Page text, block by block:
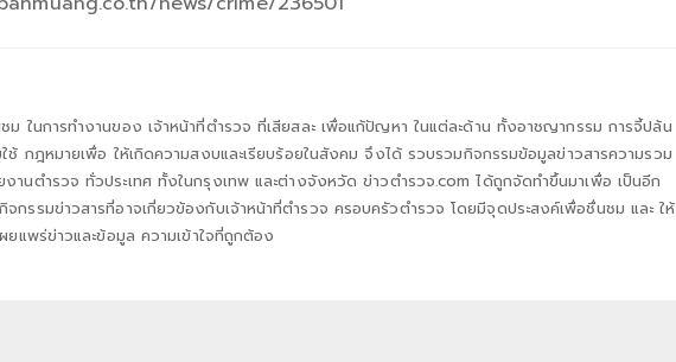
ในการทำงานของ เจ้าหน้าที่ตำรวจ ที่เสียสละ เพื่อแก้ปัญหา ในแต่ละด้าน ทั้งอาชญากรรม การจี้ปล้น
กฎหมายเพื่อ ให้เกิดความสงบและเรียบร้อยในสังคม จึงได้ รวบรวมกิจกรรมข้อมูลข่าวสารความรวม
นตำรวจ ทั่วประเทศ ทั้งในกรุงเทพ และต่างจังหวัด ข่าวตำรวจ.com ได้ถูกจัดทำขึ้นมาเพื่อ เป็นอีก
กรรมข่าวสารที่อาจเกี่ยวข้องกับเจ้าหน้าที่ตำรวจ ครอบครัวตำรวจ โดยมีจุดประสงค์เพื่อชื่นชม และ ให้
ยแพร่ข่าวและข้อมูล ความเข้าใจที่ถูกต้อง